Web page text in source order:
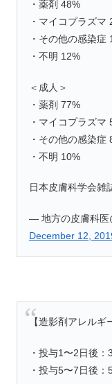
・薬剤 48%
・マイコプラズマ
・その他の感染症
・不明 12%
＜成人＞
・薬剤 77%
・マイコプラズマ
・その他の感染症
・不明 10%
日本皮膚科学会雑
— 地方の皮膚科医
December 12,
【造影剤アレルギ
・投与1〜2日後：
・投与5〜7日後：